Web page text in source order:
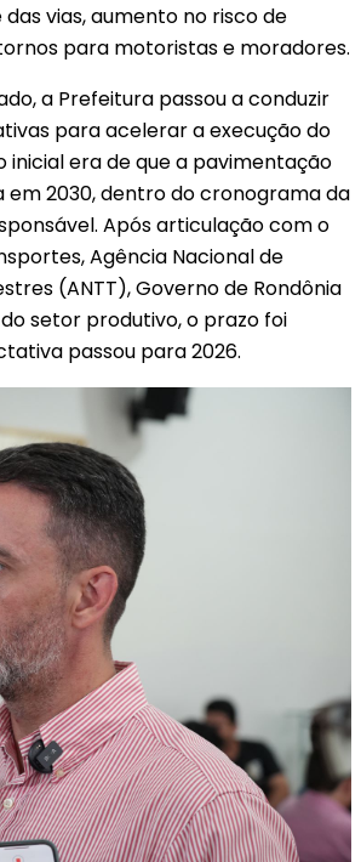
vias, aumento no risco de
para motoristas e moradores.
a Prefeitura passou a conduzir
para acelerar a execução do
inicial era de que a pavimentação
em 2030, dentro do cronograma da
Após articulação com o
Agência Nacional de
(ANTT), Governo de Rondônia
setor produtivo, o prazo foi
passou para 2026.